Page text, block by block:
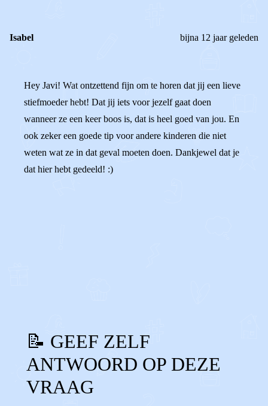
Isabel bijna 12 jaar geleden
Hey Javi! Wat ontzettend fijn om te horen dat jij een lieve
stiefmoeder hebt! Dat jij iets voor jezelf gaat doen
wanneer ze een keer boos is, dat is heel goed van jou. En
ook zeker een goede tip voor andere kinderen die niet
weten wat ze in dat geval moeten doen. Dankjewel dat je
dat hier hebt gedeeld! :)
📝 GEEF ZELF
ANTWOORD OP DEZE
VRAAG